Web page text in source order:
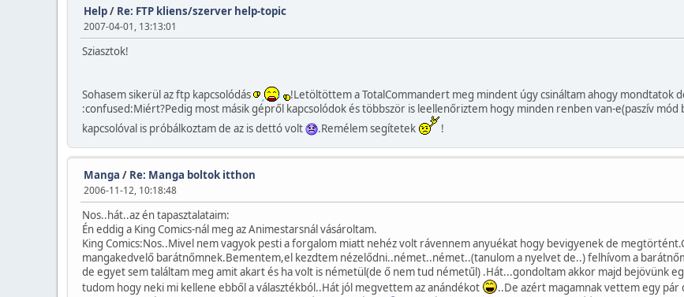
Help/ Re: FTP kliens/szerver help-topic
2007-04-01, 13:13:01
Sziasztok!
Sohasem sikerül az ftp kapcsolódás
!Letöltöttem a TotalCommandert meg mindent úgy csináltam ahogy mondtatok
:confused:Miért?Pedig most másik gépről kapcsolódok és többször is leellenőriztem hogy minden renben van-e(paszív mód
kapcsolóval is próbálkoztam de az is dettó volt
.Remélem segítetek !
Manga / Re: Manga boltok itthon
2006-11-12, 10:18:48
Nos..hát..az én tapasztalataim:
Én eddig a King Comics-nál meg az Animestarsnál vásároltam.
King Comics:Nos..Mivel nem vagyok pesti a forgalom miatt nehéz volt rávennem anyuékat hogy bevigyenek de
mangakedvelő barátnőmnek.Bementem,el kezdtem nézelődni..német..német..(tanulom a nyelvet de..) felhívom a
de egyet sem találtam meg amit akart és ha volt is németül(de ő nem tud németűl) .Hát...gondoltam akkor majd bejövünk
tudom hogy neki mi kellene ebből a választékból..Hát jól megvettem az anándékot
..De azért magamnak vettem egy